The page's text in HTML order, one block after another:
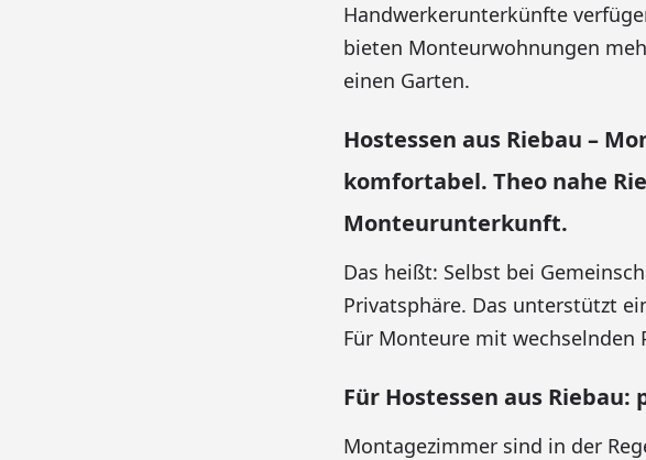
Handwerkerunterkünfte
bieten Monteurwohnungen
einen Garten.
Hostessen aus Riebau –
komfortabel. Theo nahe
Monteurunterkunft.
Das heißt: Selbst bei
Privatsphäre. Das unterstützt
Für Monteure mit
Für Hostessen aus
Montagezimmer sind in der